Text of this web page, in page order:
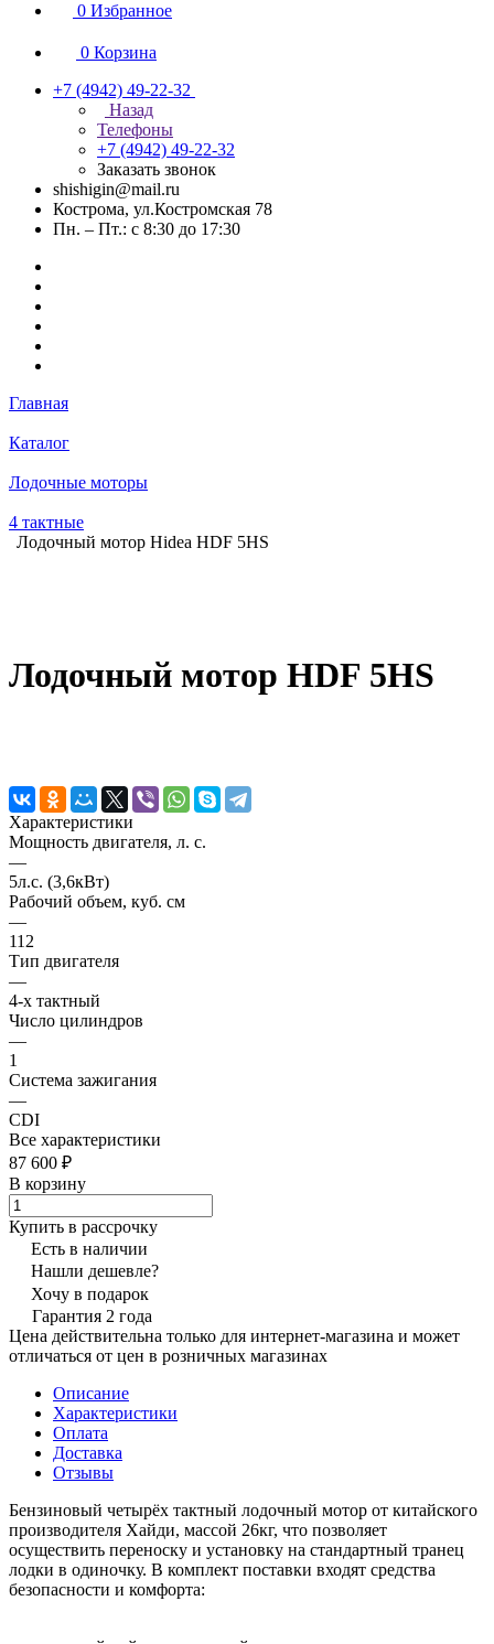
0 Избранное
0 Корзина
+7 (4942) 49-22-32
Назад
Телефоны
+7 (4942) 49-22-32
Заказать звонок
shishigin@mail.ru
Кострома, ул.Костромская 78
Пн. – Пт.: с 8:30 до 17:30
Главная
Каталог
Лодочные моторы
4 тактные
Лодочный мотор Hidea HDF 5HS
Лодочный мотор HDF 5HS
Характеристики
Мощность двигателя, л. с.
—
5л.с. (3,6кВт)
Рабочий объем, куб. см
—
112
Тип двигателя
—
4-х тактный
Число цилиндров
—
1
Система зажигания
—
CDI
Все характеристики
87 600 ₽
В корзину
Купить в рассрочку
Есть в наличии
Нашли дешевле?
Хочу в подарок
Гарантия 2 года
Цена действительна только для интернет-магазина и может
отличаться от цен в розничных магазинах
Описание
Характеристики
Оплата
Доставка
Отзывы
Бензиновый четырёх тактный лодочный мотор от китайского
производителя Хайди, массой 26кг, что позволяет
осуществить переноску и установку на стандартный транец
лодки в одиночку. В комплект поставки входят средства
безопасности и комфорта: